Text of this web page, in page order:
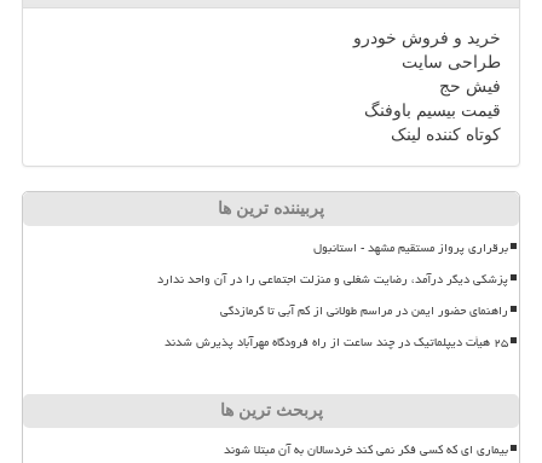
خرید و فروش خودرو
طراحی سایت
فیش حج
قیمت بیسیم باوفنگ
کوتاه کننده لینک
پربیننده ترین ها
برقراری پرواز مستقیم مشهد - استانبول
پزشکی دیگر درآمد، رضایت شغلی و منزلت اجتماعی را در آن واحد ندارد
راهنمای حضور ایمن در مراسم طولانی از کم آبی تا گرمازدگی
۲۵ هیأت دیپلماتیک در چند ساعت از راه فرودگاه مهرآباد پذیرش شدند
پربحث ترین ها
بیماری ای که کسی فکر نمی کند خردسالان به آن مبتلا شوند